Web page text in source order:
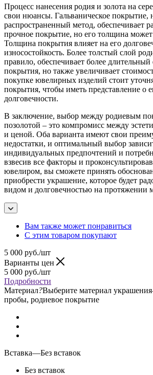
Процесс нанесения родия и золота на
свои нюансы. Гальваническое покрытие,
распространенный метод, обеспечивает
прочное покрытие, но его толщина может
Толщина покрытия влияет на его
износостойкость. Более толстый слой
правило, обеспечивает более
покрытия, но также увеличивает
покупке ювелирных изделий стоит
покрытия, чтобы иметь представление о
долговечности.
В заключение, выбор между родиевым
позолотой – это компромисс между
и ценой. Оба варианта имеют свои
недостатки, и оптимальный выбор
индивидуальных предпочтений и
взвесив все факторы и
ювелиром, вы сможете принять
приобрести украшение, которое будет
видом и долговечностью на протяжении
Вам также может понравиться
С этим товаром покупают
5 000 руб./шт
Варианты цен
5 000 руб./шт
Подробности
Материал?Выберите материал украшения
пробы, родиевое покрытие
Вставка—Без вставок
Без вставок